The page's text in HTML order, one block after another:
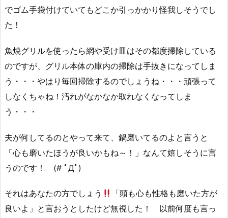
でゴム手袋付けていてもどこか引っかかり怪我しそうでし
た！
魚焼グリルを使ったら網や受け皿はその都度掃除している
のですが、グリル本体の庫内の掃除は手抜きになってしま
う・・・やはり毎回掃除するのでしょうね・・・頑張って
しなくちゃね！汚れがなかなか取れなくなってしま
う・・・
夫が何してるのとやって来て、鍋磨いてるのよと言うと
「心も磨いたほうが良いかもね～！」なんて嬉しそうに言
うのです！ (# ﾟДﾟ)
それはあなたの方でしょう
「頭も心も性格も磨いた方が
良いよ」と言おうとしたけど無視した！ 以前何度も言っ